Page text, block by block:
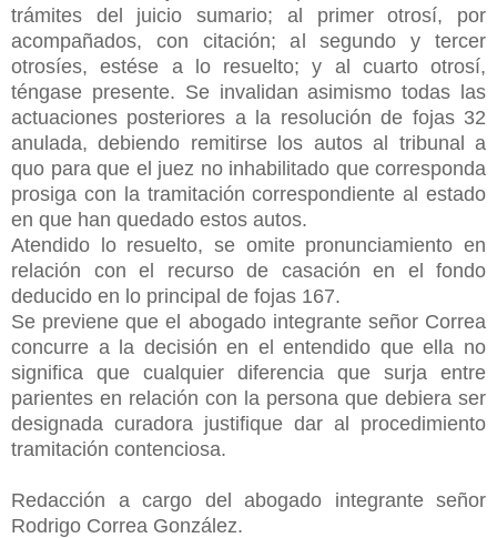
trámites del juicio sumario; al primer otrosí, por
acompañados, con citación; al segundo y tercer
otrosíes, estése a lo resuelto; y al cuarto otrosí,
téngase presente. Se invalidan asimismo todas las
actuaciones posteriores a la resolución de fojas 32
anulada, debiendo remitirse los autos al tribunal a
quo para que el juez no inhabilitado que corresponda
prosiga con la tramitación correspondiente al estado
en que han quedado estos autos.
Atendido lo resuelto, se omite pronunciamiento en
relación con el recurso de casación en el fondo
deducido en lo principal de fojas 167.
Se previene que el abogado integrante señor Correa
concurre a la decisión en el entendido que ella no
significa que cualquier diferencia que surja entre
parientes en relación con la persona que debiera ser
designada curadora justifique dar al procedimiento
tramitación contenciosa.
Redacción a cargo del abogado integrante señor
Rodrigo Correa González.